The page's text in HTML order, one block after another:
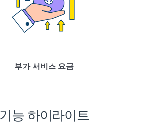
부가 서비스 요금
기능 하이라이트